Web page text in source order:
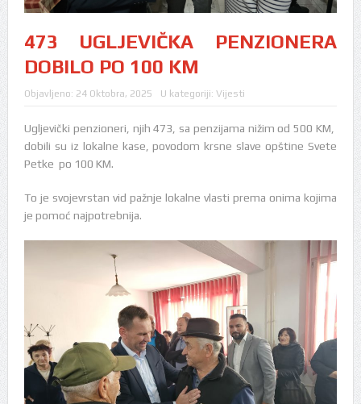
473 UGLJEVIČKA PENZIONERA
DOBILO PO 100 KM
Objavljeno: 24 Oktobra, 2025 U kategoriji: Vijesti
Ugljevički penzioneri, njih 473, sa penzijama nižim od 500 KM,
dobili su iz lokalne kase, povodom krsne slave opštine Svete
Petke po 100 KM.
To je svojevrstan vid pažnje lokalne vlasti prema onima kojima
je pomoć najpotrebnija.